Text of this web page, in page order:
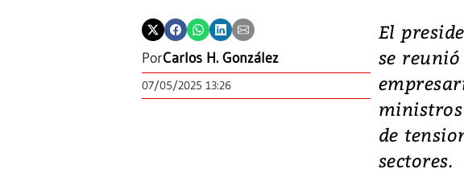
PorCarlos H. González
07/05/2025 13:26
El
se
de
sectores.